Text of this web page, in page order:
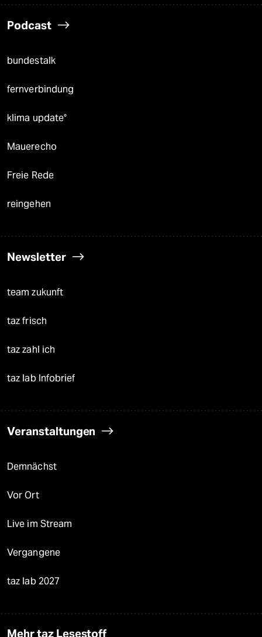
Podcast
bundestalk
fernverbindung
klima update°
Mauerecho
Freie Rede
reingehen
Newsletter
team zukunft
taz frisch
taz zahl ich
taz lab Infobrief
Veranstaltungen
Demnächst
Vor Ort
Live im Stream
Vergangene
taz lab 2027
Mehr taz Lesestoff